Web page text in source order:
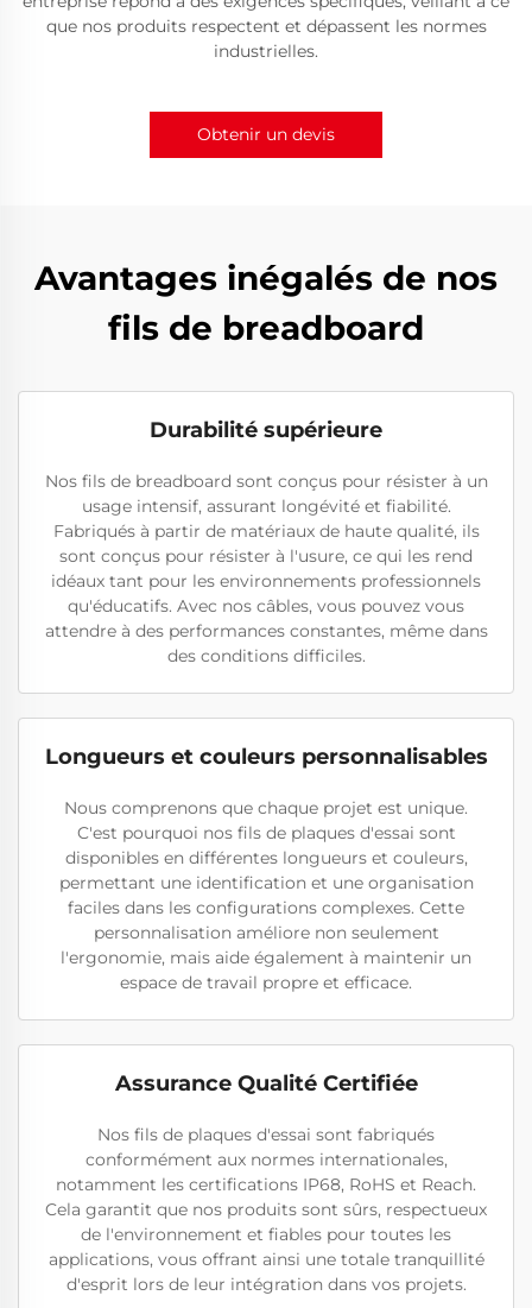
que nos produits respectent et dépassent les normes
industrielles.
Obtenir un devis
Avantages inégalés de nos
fils de breadboard
Durabilité supérieure
Nos fils de breadboard sont conçus pour résister à un
usage intensif, assurant longévité et fiabilité.
Fabriqués à partir de matériaux de haute qualité, ils
sont conçus pour résister à l'usure, ce qui les rend
idéaux tant pour les environnements professionnels
qu'éducatifs. Avec nos câbles, vous pouvez vous
attendre à des performances constantes, même dans
des conditions difficiles.
Longueurs et couleurs personnalisables
Nous comprenons que chaque projet est unique.
C'est pourquoi nos fils de plaques d'essai sont
disponibles en différentes longueurs et couleurs,
permettant une identification et une organisation
faciles dans les configurations complexes. Cette
personnalisation améliore non seulement
l'ergonomie, mais aide également à maintenir un
espace de travail propre et efficace.
Assurance Qualité Certifiée
Nos fils de plaques d'essai sont fabriqués
conformément aux normes internationales,
notamment les certifications IP68, RoHS et Reach.
Cela garantit que nos produits sont sûrs, respectueux
de l'environnement et fiables pour toutes les
applications, vous offrant ainsi une totale tranquillité
d'esprit lors de leur intégration dans vos projets.